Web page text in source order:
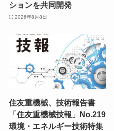
ションを共同開発
2026年8月8日
住友重機械、技術報告書
「住友重機械技報」No.219
環境・エネルギー技術特集